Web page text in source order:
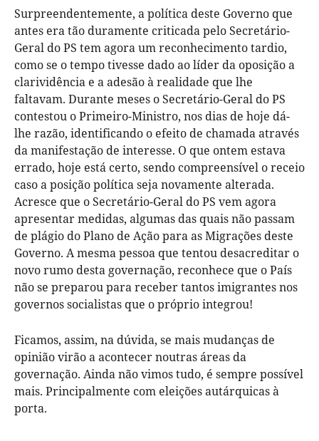
Surpreendentemente, a política deste Governo que
antes era tão duramente criticada pelo Secretário-
Geral do PS tem agora um reconhecimento tardio,
como se o tempo tivesse dado ao líder da oposição a
clarividência e a adesão à realidade que lhe
faltavam. Durante meses o Secretário-Geral do PS
contestou o Primeiro-Ministro, nos dias de hoje dá-
lhe razão, identificando o efeito de chamada através
da manifestação de interesse. O que ontem estava
errado, hoje está certo, sendo compreensível o receio
caso a posição política seja novamente alterada.
Acresce que o Secretário-Geral do PS vem agora
apresentar medidas, algumas das quais não passam
de plágio do Plano de Ação para as Migrações deste
Governo. A mesma pessoa que tentou desacreditar o
novo rumo desta governação, reconhece que o País
não se preparou para receber tantos imigrantes nos
governos socialistas que o próprio integrou!
Ficamos, assim, na dúvida, se mais mudanças de
opinião virão a acontecer noutras áreas da
governação. Ainda não vimos tudo, é sempre possível
mais. Principalmente com eleições autárquicas à
porta.